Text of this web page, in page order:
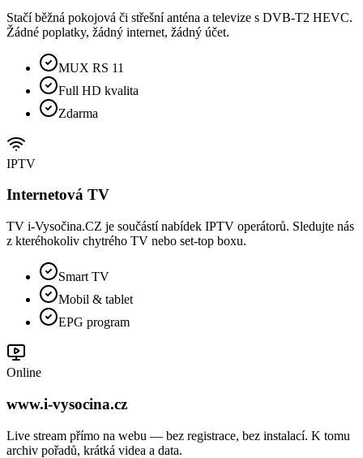
Stačí běžná pokojová či střešní anténa a televize s DVB-T2 HEVC.
Žádné poplatky, žádný internet, žádný účet.
MUX RS 11
Full HD kvalita
Zdarma
IPTV
Internetová TV
TV i-Vysočina.CZ je součástí nabídek IPTV operátorů. Sledujte nás
z kteréhokoliv chytrého TV nebo set-top boxu.
Smart TV
Mobil & tablet
EPG program
Online
www.i-vysocina.cz
Live stream přímo na webu — bez registrace, bez instalací. K tomu
archiv pořadů, krátká videa a data.